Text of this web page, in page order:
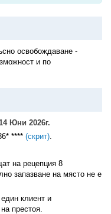
освобождаване -
и по
Юни 2026г.
**** (скрит).
на рецепция 8
запазване на място не е
клиент и
престоя.